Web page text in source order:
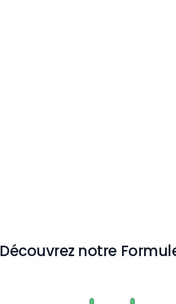
Découvrez notre